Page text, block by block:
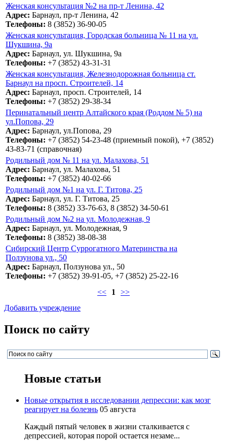
Женская консультация №2 на пр-т Ленина, 42
Адрес: Барнаул, пр-т Ленина, 42
Телефоны: 8 (3852) 36-90-05
Женская консультация, Городская больница № 11 на ул.
Шукшина, 9а
Адрес: Барнаул, ул. Шукшина, 9а
Телефоны: +7 (3852) 43-31-31
Женская консультация, Железнодорожная больница ст.
Барнаул на просп. Строителей, 14
Адрес: Барнаул, просп. Строителей, 14
Телефоны: +7 (3852) 29-38-34
Перинатальный центр Алтайского края (Роддом № 5) на
ул.Попова, 29
Адрес: Барнаул, ул.Попова, 29
Телефоны: +7 (3852) 54-23-48 (приемный покой), +7 (3852)
43-83-71 (справочная)
Родильный дом № 11 на ул. Малахова, 51
Адрес: Барнаул, ул. Малахова, 51
Телефоны: +7 (3852) 40-02-66
Родильный дом №1 на ул. Г. Титова, 25
Адрес: Барнаул, ул. Г. Титова, 25
Телефоны: 8 (3852) 33-76-63, 8 (3852) 34-50-61
Родильный дом №2 на ул. Молодежная, 9
Адрес: Барнаул, ул. Молодежная, 9
Телефоны: 8 (3852) 38-08-38
Сибирский Центр Суррогатного Материнства на
Ползунова ул., 50
Адрес: Барнаул, Ползунова ул., 50
Телефоны: +7 (3852) 39-91-05, +7 (3852) 25-22-16
<<
1 >>
Добавить учреждение
Поиск по сайту
Новые статьи
Новые открытия в исследовании депрессии: как мозг
реагирует на болезнь 05 августа
Каждый пятый человек в жизни сталкивается с
депрессией, которая порой остается незаме...